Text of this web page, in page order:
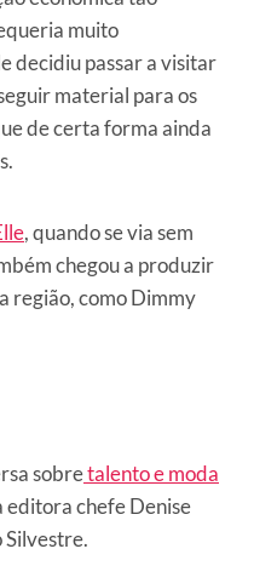
muito
decidiu passar a visitar
material para os
de certa forma ainda
, quando se via sem
chegou a produzir
região, como Dimmy
sobretalento e moda
editora chefe Denise
Silvestre.